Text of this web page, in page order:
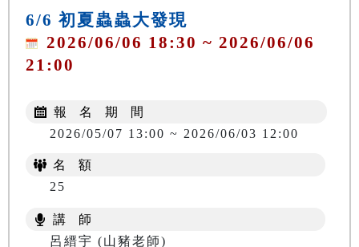
6/6 初夏蟲蟲大發現
2026/06/06 18:30 ~ 2026/06/06
21:00
報 名 期 間
2026/05/07 13:00 ~ 2026/06/03 12:00
名 額
25
講 師
呂縉宇 (山豬老師)